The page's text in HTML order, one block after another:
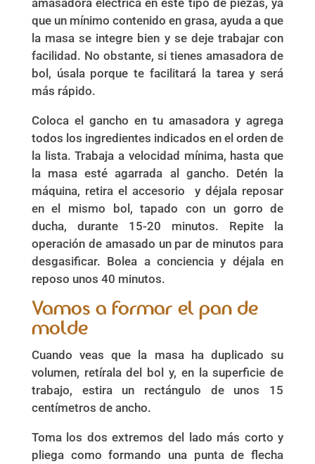
que un mínimo contenido en grasa, ayuda a que
la masa se integre bien y se deje trabajar con
facilidad. No obstante, si tienes amasadora de
bol, úsala porque te facilitará la tarea y será
más rápido.
Coloca el gancho en tu amasadora y agrega
todos los ingredientes indicados en el orden de
la lista. Trabaja a velocidad mínima, hasta que
la masa esté agarrada al gancho. Detén la
máquina, retira el accesorio y déjala reposar
en el mismo bol, tapado con un gorro de
ducha, durante 15-20 minutos. Repite la
operación de amasado un par de minutos para
desgasificar. Bolea a conciencia y déjala en
reposo unos 40 minutos.
Vamos a formar el pan de
molde
Cuando veas que la masa ha duplicado su
volumen, retírala del bol y, en la superficie de
trabajo, estira un rectángulo de unos 15
centímetros de ancho.
Toma los dos extremos del lado más corto y
pliega como formando una punta de flecha